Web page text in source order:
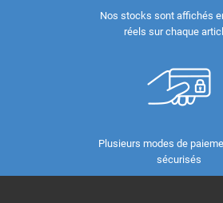
Nos stocks sont affichés
réels sur chaque
Plusieurs modes de
sécurisés